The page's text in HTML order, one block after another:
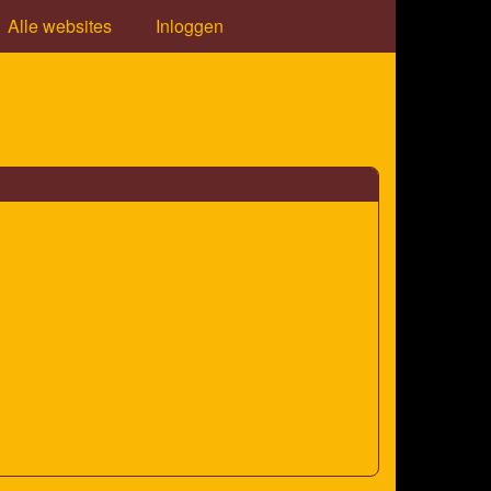
Alle websites Inloggen